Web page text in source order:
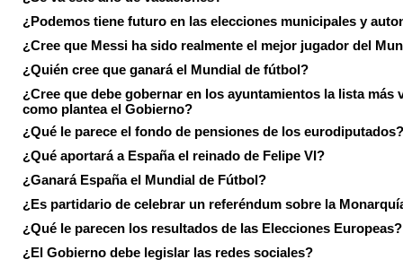
¿Podemos tiene futuro en las elecciones municipales y
¿Cree que Messi ha sido realmente el mejor jugador del
¿Quién cree que ganará el Mundial de fútbol?
¿Cree que debe gobernar en los ayuntamientos la lista más
como plantea el Gobierno?
¿Qué le parece el fondo de pensiones de los eurodiputados?
¿Qué aportará a España el reinado de Felipe VI?
¿Ganará España el Mundial de Fútbol?
¿Es partidario de celebrar un referéndum sobre la
¿Qué le parecen los resultados de las Elecciones Europeas?
¿El Gobierno debe legislar las redes sociales?